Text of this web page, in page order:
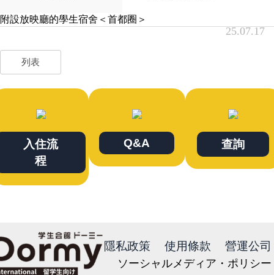
附設放映廳的學生宿舍＜首都圈＞
25.07.17
列表
入住流
程
Q&A 查詢
隱私政策 使用條款 營運公司
ソーシャルメディア・ポリシー